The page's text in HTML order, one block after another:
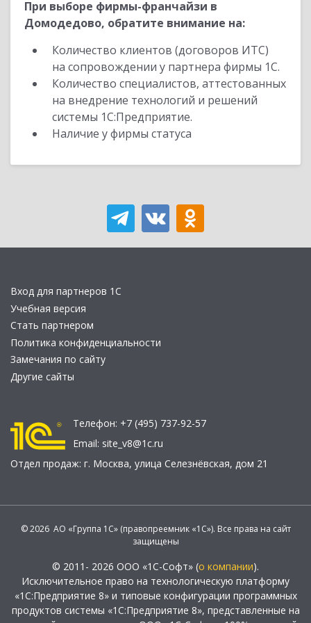
При выборе фирмы-франчайзи в
Домодедово, обратите внимание на:
Количество клиентов (договоров ИТС)
на сопровождении у партнера фирмы 1С.
Количество специалистов, аттестованных
на внедрение технологий и решений
системы 1С:Предприятие.
Наличие у фирмы статуса
Вход для партнеров 1С
Учебная версия
Стать партнером
Политика конфиденциальности
Замечания по сайту
Другие сайты
Телефон: +7 (495) 737-92-57
Email: site_v8@1c.ru
Отдел продаж: г. Москва, улица Селезнёвская, дом 21
© 2026 АО «Группа 1С» (правопреемник «1С»). Все права на сайт
защищены
© 2011- 2026 ООО «1С-Софт» (о компании).
Исключительное право на технологическую платформу
«1С:Предприятие 8» и типовые конфигурации программных
продуктов системы «1С:Предприятие 8», представленные на